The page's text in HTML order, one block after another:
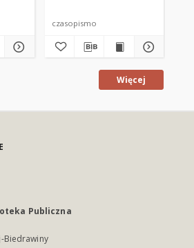
czasopismo
Więcej
Publiczna
Biedrawiny